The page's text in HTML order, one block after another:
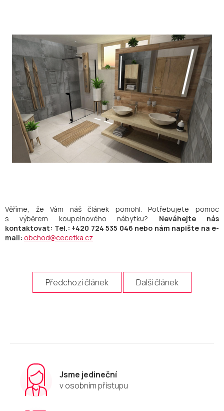
Věříme, že Vám náš článek pomohl. Potřebujete pomoc
s výběrem koupelnového nábytku? Neváhejte nás
kontaktovat: Tel.: +420 724 535 046 nebo nám napište na e-
mail: obchod@cecetka.cz
Předchozí článek Další článek
Jsme jedineční
v osobním přístupu